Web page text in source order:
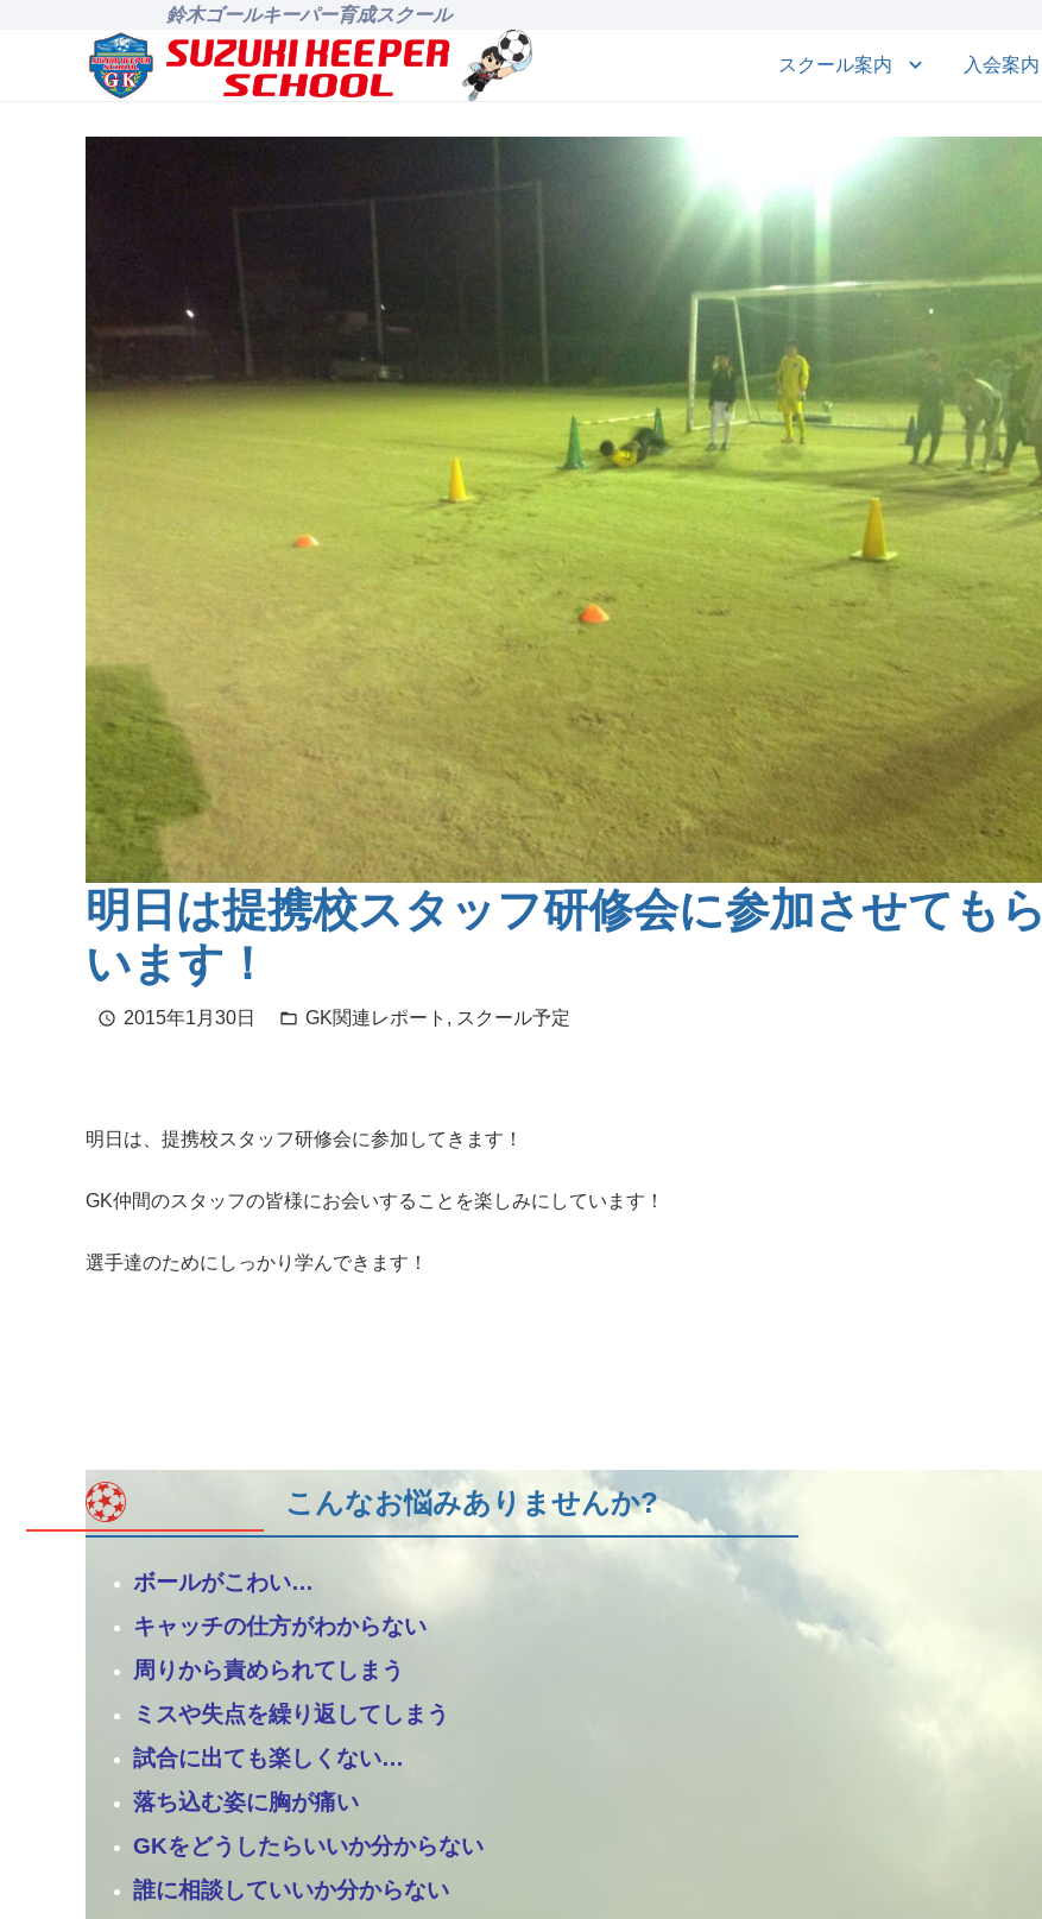
鈴木ゴールキーパー育成スクール
スクール案内 入会案内
明日は提携校スタッフ研修会に参加させてもら
います！
schedule 2015年1月30日 folder_open GK関連レポート , スクール予定
明日は、提携校スタッフ研修会に参加してきます！
GK仲間のスタッフの皆様にお会いすることを楽しみにしています！
選手達のためにしっかり学んできます！
こんなお悩みありませんか?
ボールがこわい…
キャッチの仕方がわからない
周りから責められてしまう
ミスや失点を繰り返してしまう
試合に出ても楽しくない…
落ち込む姿に胸が痛い
GKをどうしたらいいか分からない
誰に相談していいか分からない